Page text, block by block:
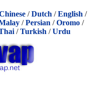
/Dutch /English /
/Persian /Oromo/
/Turkish /Urdu